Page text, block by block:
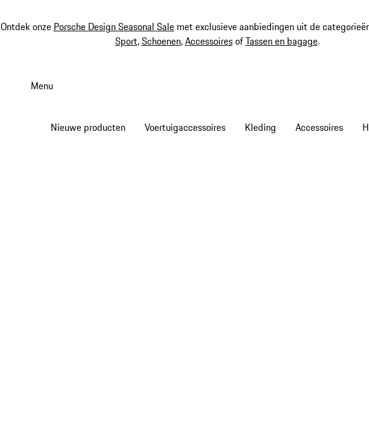
Ontdek onze Porsche Design Seasonal Salemet exclusieve aanbiedingen uit de
Sport,Schoenen,AccessoiresofTassen en bagage.
Menu
Nieuwe producten Voertuigaccessoires Kleding Accessoires